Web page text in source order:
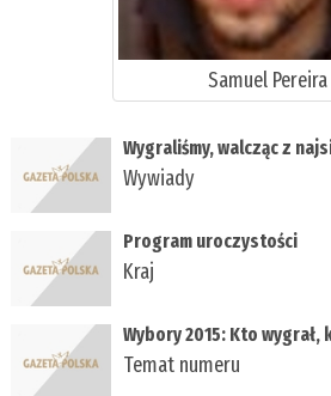
Samuel Pereira
Wygraliśmy, walcząc z
Wywiady
Program uroczystości
Kraj
Wybory 2015: Kto
Temat numeru